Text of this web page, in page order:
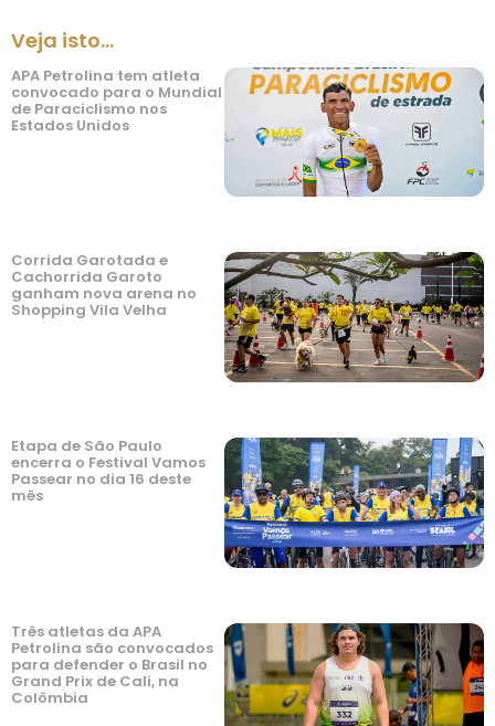
Veja isto...
APA Petrolina tem atleta
convocado para o Mundial
de Paraciclismo nos
Estados Unidos
Corrida Garotada e
Cachorrida Garoto
ganham nova arena no
Shopping Vila Velha
Etapa de São Paulo
encerra o Festival Vamos
Passear no dia 16 deste
mês
Três atletas da APA
Petrolina são convocados
para defender o Brasil no
Grand Prix de Cali, na
Colômbia